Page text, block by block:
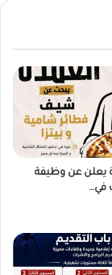
يعلن عن وظيفة
في…